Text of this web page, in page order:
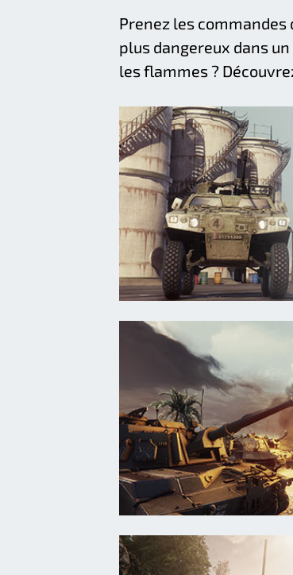
Prenez les
plus dangereux dans
les flammes ?